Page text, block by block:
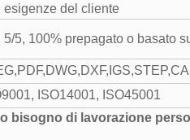
esigenze del cliente
5/5, 100% prepagato o basato
ISO14001, ISO45001
bisogno di lavorazione